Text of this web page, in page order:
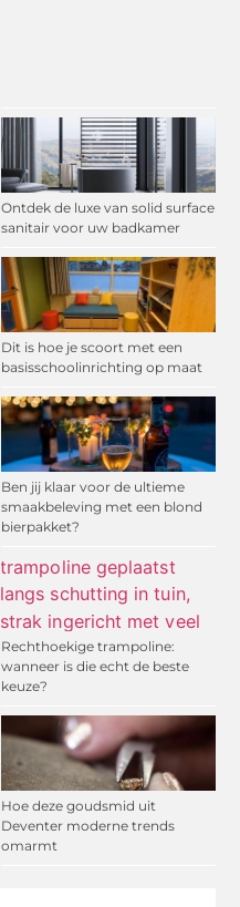
Ontdek de luxe van solid surface
sanitair voor uw badkamer
Dit is hoe je scoort met een
basisschoolinrichting op maat
Ben jij klaar voor de ultieme
smaakbeleving met een blond
bierpakket?
Rechthoekige trampoline:
wanneer is die echt de beste
keuze?
Hoe deze goudsmid uit
Deventer moderne trends
omarmt